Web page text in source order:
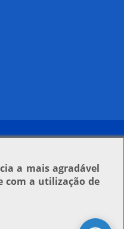
a mais agradável
com a utilização de